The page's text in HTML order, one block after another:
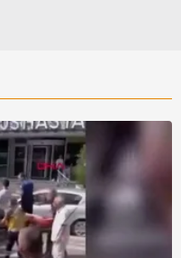
çerezler bilgi
daha işlevsel
sizlere yönelik
amaçlarıyla
kullanılacaktır.
yer alan panel